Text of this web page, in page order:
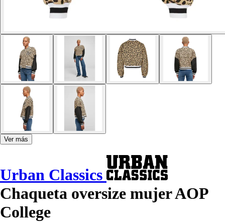
Ver más
Urban Classics
Chaqueta oversize mujer AOP
College